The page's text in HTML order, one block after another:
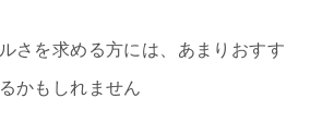
さを求める方には、あまりおすす
かもしれません